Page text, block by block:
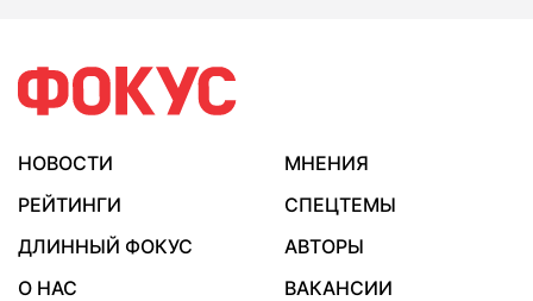
НОВОСТИ
МНЕНИЯ
РЕЙТИНГИ
СПЕЦТЕМЫ
ДЛИННЫЙ ФОКУС
АВТОРЫ
О НАС
ВАКАНСИИ